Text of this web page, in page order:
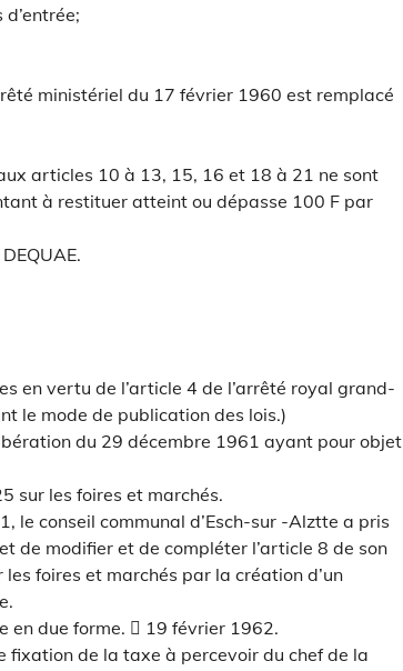
ministériel du 17 février 1960 est remplacé
articles 10 à 13, 15, 16 et 18 à 21 ne sont
à restituer atteint ou dépasse 100 F par
en vertu de l’article 4 de l’arrêté royal grand-
le mode de publication des lois.)
du 29 décembre 1961 ayant pour objet
sur les foires et marchés.
le conseil communal d’Esch-sur -Alztte a pris
de modifier et de compléter l’article 8 de son
foires et marchés par la création d’un
en due forme.  19 février 1962.
fixation de la taxe à percevoir du chef de la